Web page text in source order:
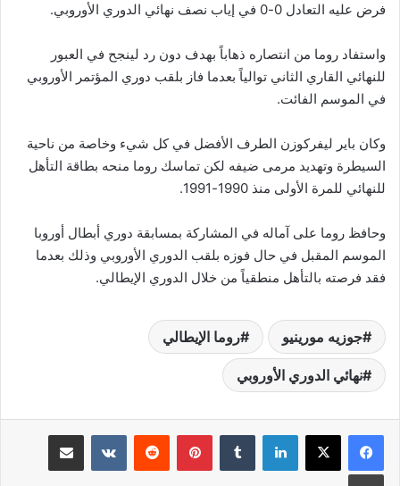
فرض عليه التعادل 0-0 في إياب نصف نهائي الدوري الأوروبي.
واستفاد روما من انتصاره ذهاباً بهدف دون رد لينجح في العبور
للنهائي القاري الثاني توالياً بعدما فاز بلقب دوري المؤتمر الأوروبي
في الموسم الفائت.
وكان باير ليفركوزن الطرف الأفضل في كل شيء وخاصة من ناحية
السيطرة وتهديد مرمى ضيفه لكن تماسك روما منحه بطاقة التأهل
للنهائي للمرة الأولى منذ 1990-1991.
وحافظ روما على آماله في المشاركة بمسابقة دوري أبطال أوروبا
الموسم المقبل في حال فوزه بلقب الدوري الأوروبي وذلك بعدما
فقد فرصته بالتأهل منطقياً من خلال الدوري الإيطالي.
جوزيه مورينيو روما الإيطالي
نهائي الدوري الأوروبي
لينكدإن بينتيريست